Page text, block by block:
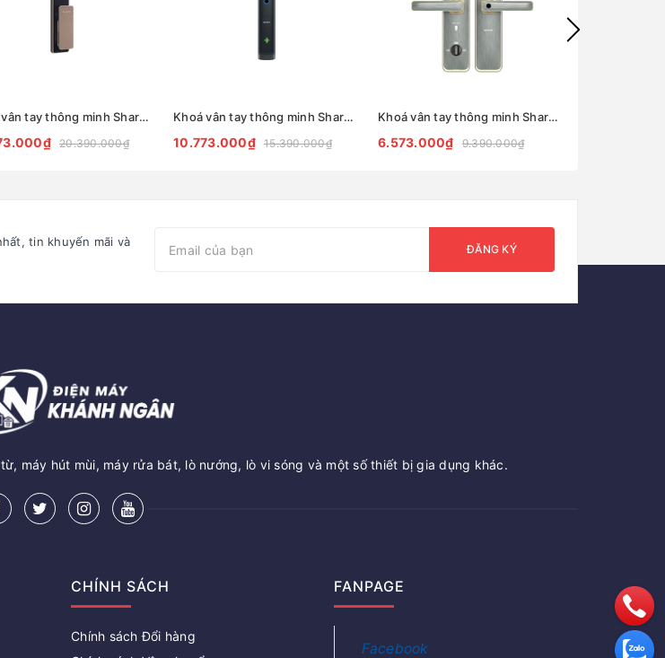
Khoá vân tay thông minh Sharp S6-B Pro Cà Phê/Đen/Xám
20.390.000₫
Khoá vân tay thông minh Sharp S2-V Xám (Gray)
10.773.000₫ 15.390.000₫
Khoá vân tay thông minh Sharp A2-B VÀNG/XÁM
6.573.000₫ 9.390.000₫
tin khuyến mãi và
ĐĂNG KÝ
máy hút mùi, máy rửa bát, lò nướng, lò vi sóng và một số thiết bị gia dụng khác.
CHÍNH SÁCH
Chính sách Đổi hàng
FANPAGE
Facebook